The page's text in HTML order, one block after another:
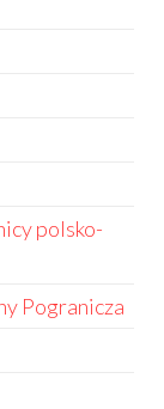
polsko-
Pogranicza